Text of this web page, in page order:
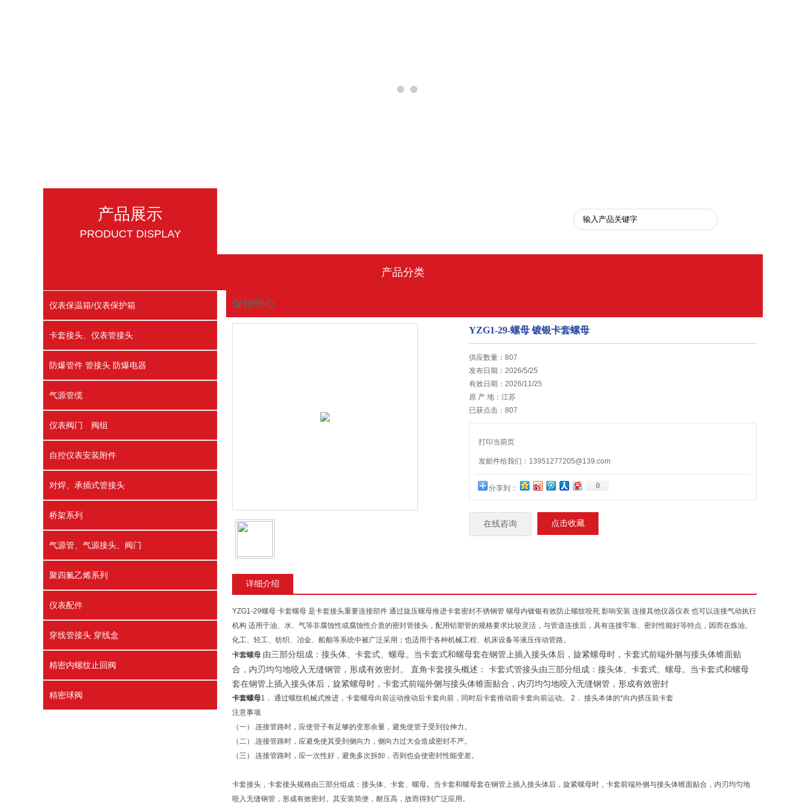
产品展示
PRODUCT DISPLAY
产品分类
仪表保温箱/仪表保护箱
卡套接头、仪表管接头
防爆管件 管接头 防爆电器
气源管缆
仪表阀门 阀组
自控仪表安装附件
对焊、承插式管接头
桥架系列
气源管、气源接头、阀门
聚四氟乙烯系列
仪表配件
穿线管接头 穿线盒
精密内螺纹止回阀
精密球阀
促销中心
YZG1-29-螺母 镀银卡套螺母
供应数量：807
发布日期：2026/5/25
有效日期：2026/11/25
原 产 地：江苏
已获点击：807
打印当前页
发邮件给我们：13951277205@139.com
分享到： 0
在线咨询 点击收藏
详细介绍
YZG1-29螺母 卡套螺母 是卡套接头重要连接部件 通过旋压螺母推进卡套密封不锈钢管 螺母内镀银有效防止螺纹咬死 影响安装 连接其他仪器仪表 也可以连接气动执行
机构 适用于油、水、气等非腐蚀性或腐蚀性介质的密封管接头，配用铝塑管的规格要求比较灵活，与管道连接后，具有连接牢靠、密封性能好等特点，因而在炼油、
化工、轻工、纺织、冶金、船舶等系统中被广泛采用；也适用于各种机械工程、机床设备等液压传动管路。
卡套螺母 由三部分组成：接头体、卡套式、螺母。当卡套式和螺母套在钢管上插入接头体后，旋紧螺母时，卡套式前端外侧与接头体锥面贴
合，内刃均匀地咬入无缝钢管，形成有效密封。 直角卡套接头概述： 卡套式管接头由三部分组成：接头体、卡套式、螺母。当卡套式和螺母
套在钢管上插入接头体后，旋紧螺母时，卡套式前端外侧与接头体锥面贴合，内刃均匀地咬入无缝钢管，形成有效密封
卡套螺母1． 通过螺纹机械式推进，卡套螺母向前运动推动后卡套向前，同时后卡套推动前卡套向前运动。 2． 接头本体的*向内挤压前卡套
注意事项
（一）.连接管路时，应使管子有足够的变形余量，避免使管子受到拉伸力。
（二）.连接管路时，应避免使其受到侧向力，侧向力过大会造成密封不严。
（三）.连接管路时，应一次性好，避免多次拆卸，否则也会使密封性能变差。
卡套接头，卡套接头规格由三部分组成：接头体、卡套、螺母。当卡套和螺母套在钢管上插入接头体后，旋紧螺母时，卡套前端外侧与接头体锥面贴合，内刃均匀地
咬入无缝钢管，形成有效密封。其安装简便，耐压高，故而得到广泛应用。